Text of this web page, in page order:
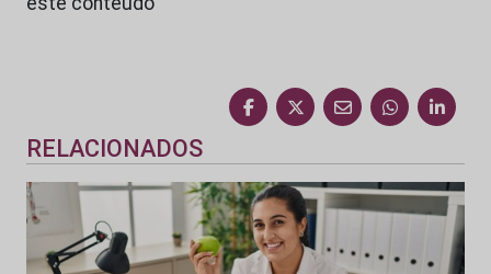
RELACIONADOS